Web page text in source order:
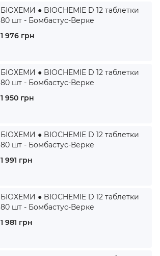
БІОХЕМИ ● BIOCHEMIE D 12 таблетки
80 шт - Бомбастус-Верке
1 976 грн
БІОХЕМИ ● BIOCHEMIE D 12 таблетки
80 шт - Бомбастус-Верке
1 950 грн
БІОХЕМИ ● BIOCHEMIE D 12 таблетки
80 шт - Бомбастус-Верке
1 991 грн
БІОХЕМИ ● BIOCHEMIE D 12 таблетки
80 шт - Бомбастус-Верке
1 981 грн